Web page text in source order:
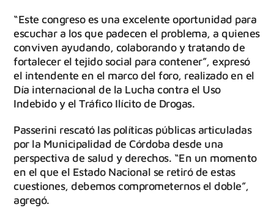
“Este congreso es una excelente oportunidad para
escuchar a los que padecen el problema, a quienes
conviven ayudando, colaborando y tratando de
fortalecer el tejido social para contener”, expresó
el intendente en el marco del foro, realizado en el
Día internacional de la Lucha contra el Uso
Indebido y el Tráfico Ilícito de Drogas.
Passerini rescató las políticas públicas articuladas
por la Municipalidad de Córdoba desde una
perspectiva de salud y derechos. “En un momento
en el que el Estado Nacional se retiró de estas
cuestiones, debemos comprometernos el doble”,
agregó.